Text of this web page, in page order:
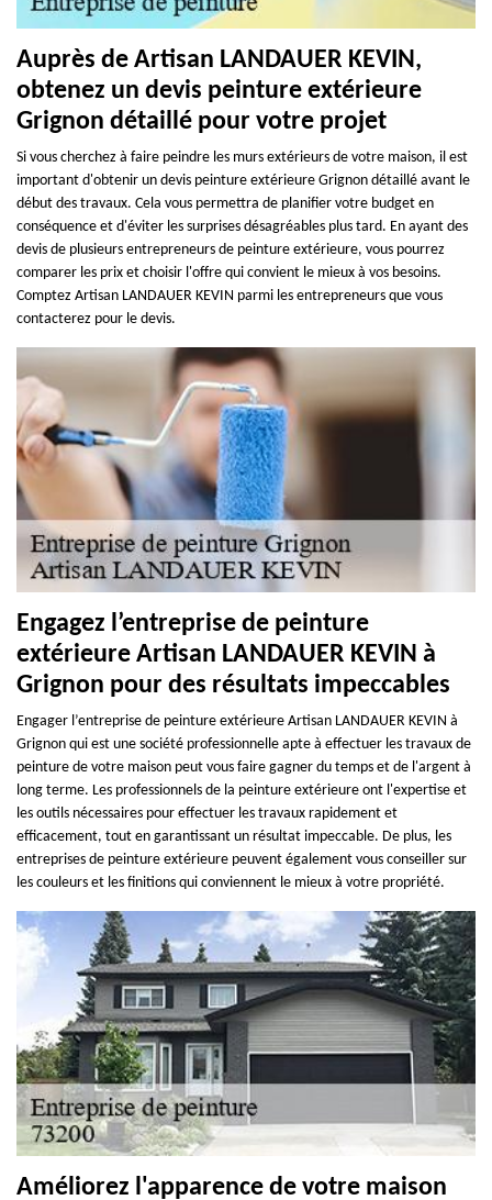
Auprès de Artisan LANDAUER KEVIN,
obtenez un devis peinture extérieure
Grignon détaillé pour votre projet
Si vous cherchez à faire peindre les murs extérieurs de votre maison, il est
important d'obtenir un devis peinture extérieure Grignon détaillé avant le
début des travaux. Cela vous permettra de planifier votre budget en
conséquence et d'éviter les surprises désagréables plus tard. En ayant des
devis de plusieurs entrepreneurs de peinture extérieure, vous pourrez
comparer les prix et choisir l'offre qui convient le mieux à vos besoins.
Comptez Artisan LANDAUER KEVIN parmi les entrepreneurs que vous
contacterez pour le devis.
Engagez l’entreprise de peinture
extérieure Artisan LANDAUER KEVIN à
Grignon pour des résultats impeccables
Engager l’entreprise de peinture extérieure Artisan LANDAUER KEVIN à
Grignon qui est une société professionnelle apte à effectuer les travaux de
peinture de votre maison peut vous faire gagner du temps et de l'argent à
long terme. Les professionnels de la peinture extérieure ont l'expertise et
les outils nécessaires pour effectuer les travaux rapidement et
efficacement, tout en garantissant un résultat impeccable. De plus, les
entreprises de peinture extérieure peuvent également vous conseiller sur
les couleurs et les finitions qui conviennent le mieux à votre propriété.
Améliorez l'apparence de votre maison